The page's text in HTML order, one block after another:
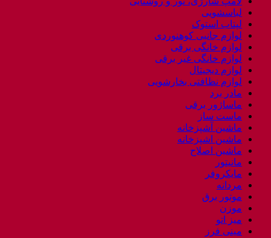
لباسشویی
لپتاب استوک
لوازم جانبی کوهنوردی
لوازم خانگی برقی
لوازم خانگی غیر برقی
لوازم دیجیتال
لوازم نظافتی بخارشویی
مادر برد
ماساژور برقی
ماست ساز
ماشین آشپزخانه
ماشین اشپزخانه
ماشین اصلاح
مانیتور
مایکروفر
مردانه
موتور برق
موزن
میز اتو
مینی فرز